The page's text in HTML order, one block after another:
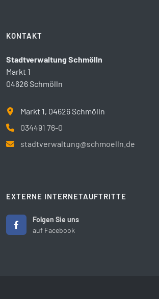
KONTAKT
Stadtverwaltung Schmölln
Markt 1
04626 Schmölln
Markt 1, 04626 Schmölln
034491 76-0
stadtverwaltung@schmoelln.de
EXTERNE INTERNETAUFTRITTE
Folgen Sie uns
auf Facebook